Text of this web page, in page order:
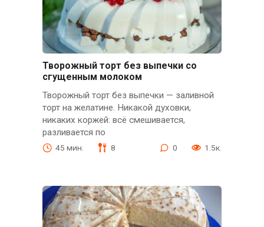
Творожный торт без выпечки со
сгущенным молоком
Творожный торт без выпечки — заливной
торт на желатине. Никакой духовки,
никаких коржей: всё смешивается,
разливается по
45 мин. 8 0 1.5к.